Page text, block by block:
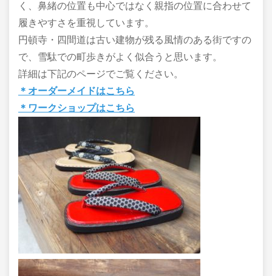
く、鼻緒の位置も中心ではなく親指の位置に合わせて
履きやすさを重視しています。
円頓寺・四間道は古い建物が残る風情のある街ですの
で、雪駄での町歩きがよく似合うと思います。
詳細は下記のページでご覧ください。
＊オーダーメイドはこちら
＊ワークショップはこちら